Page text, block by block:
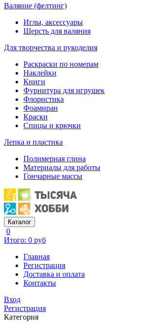
Валяние (фелтинг)
Иглы, аксессуары
Шерсть для валяния
Для творчества и рукоделия
Раскраски по номерам
Наклейки
Книги
Фурнитура для игрушек
Флористика
Фоамиран
Краски
Спицы и крючки
Лепка и пластика
Полимерная глина
Материалы для работы
Гончарные массы
Каталог
0
Итого: 0 руб
Главная
Регистрация
Доставка и оплата
Контакты
Вход
Регистрация
Категория